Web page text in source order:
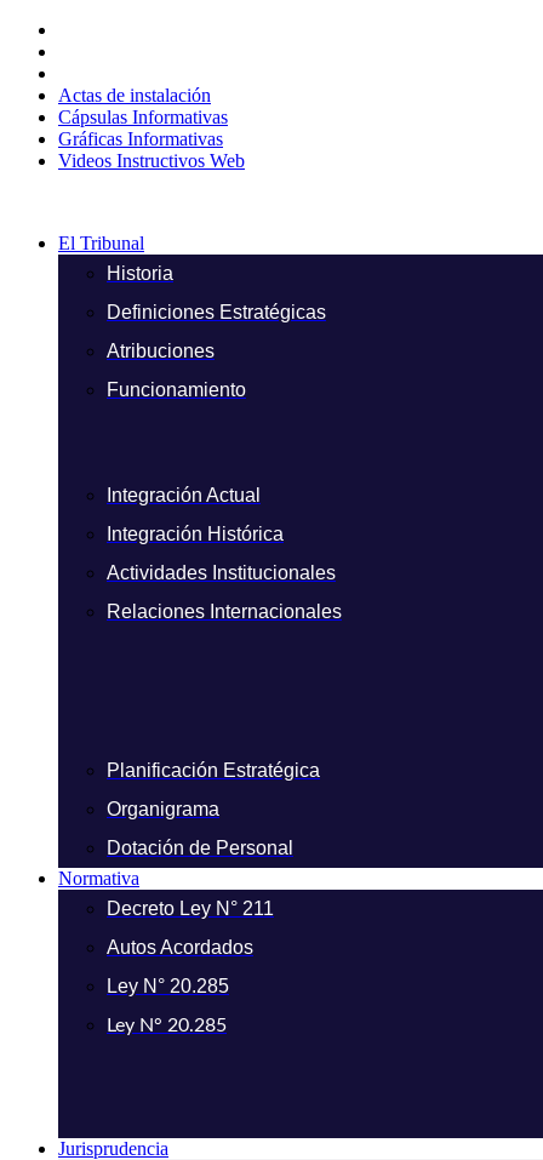
contenido
Actas de instalación
Cápsulas Informativas
Gráficas Informativas
Videos Instructivos Web
El Tribunal
Historia
Definiciones Estratégicas
Atribuciones
Funcionamiento
Integración Actual
Integración Histórica
Actividades Institucionales
Relaciones Internacionales
Planificación Estratégica
Organigrama
Dotación de Personal
Normativa
Decreto Ley N° 211
Autos Acordados
Ley N° 20.285
Ley N° 20.285
Jurisprudencia